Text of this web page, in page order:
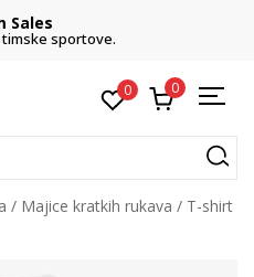
Sales
sportove.
0 0
Majice kratkih rukava
T-shirt